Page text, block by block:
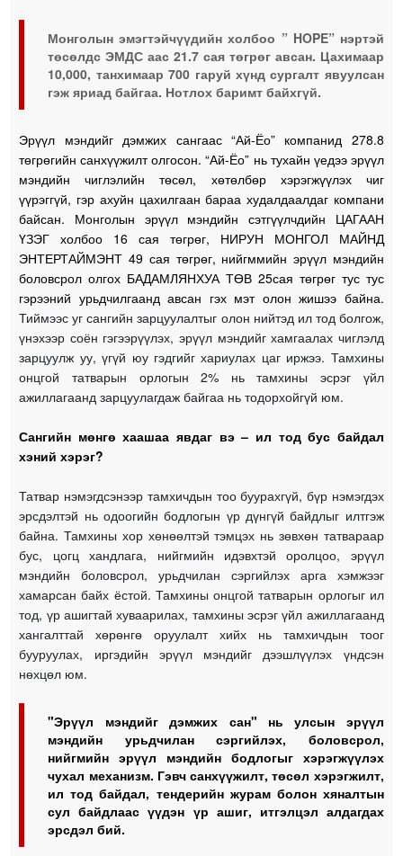
Монголын эмэгтэйчүүдийн холбоо ” HOPE” нэртэй
төсөлдс ЭМДС аас 21.7 сая төгрөг авсан. Цахимаар
10,000, танхимаар 700 гаруй хүнд сургалт явуулсан
гэж яриад байгаа. Нотлох баримт байхгүй.
Эрүүл мэндийг дэмжих сангаас “Ай-Ёо” компанид 278.8
төгрөгийн санхүүжилт олгосон. “Ай-Ёо” нь тухайн үедээ эрүүл
мэндийн чиглэлийн төсөл, хөтөлбөр хэрэгжүүлэх чиг
үүрэггүй, гэр ахуйн цахилгаан бараа худалдаалдаг компани
байсан. Монголын эрүүл мэндийн сэтгүүлчдийн ЦАГААН
ҮЗЭГ холбоо 16 сая төгрөг, НИРУН МОНГОЛ МАЙНД
ЭНТЕРТАЙМЭНТ 49 сая төгрөг, нийгммийн эрүүл мэндийн
боловсрол олгох БАДАМЛЯНХУА ТӨВ 25сая төгрөг тус тус
гэрээний урьдчилгаанд авсан гэх мэт олон жишээ байна.
Тиймээс уг сангийн зарцуулалтыг олон нийтэд ил тод болгож,
үнэхээр соён гэгээрүүлэх, эрүүл мэндийг хамгаалах чиглэлд
зарцуулж уу, үгүй юу гэдгийг хариулах цаг иржээ. Тамхины
онцгой татварын орлогын 2% нь тамхины эсрэг үйл
ажиллагаанд зарцуулагдаж байгаа нь тодорхойгүй юм.
Сангийн мөнгө хаашаа явдаг вэ – ил тод бус байдал
хэний хэрэг?
Татвар нэмэгдсэнээр тамхичдын тоо буурахгүй, бүр нэмэгдэх
эрсдэлтэй нь одоогийн бодлогын үр дүнгүй байдлыг илтгэж
байна. Тамхины хор хөнөөлтэй тэмцэх нь зөвхөн татвараар
бус, цогц хандлага, нийгмийн идэвхтэй оролцоо, эрүүл
мэндийн боловсрол, урьдчилан сэргийлэх арга хэмжээг
хамарсан байх ёстой. Тамхины онцгой татварын орлогыг ил
тод, үр ашигтай хуваарилах, тамхины эсрэг үйл ажиллагаанд
хангалттай хөрөнгө оруулалт хийх нь тамхичдын тоог
бууруулах, иргэдийн эрүүл мэндийг дээшлүүлэх үндсэн
нөхцөл юм.
"Эрүүл мэндийг дэмжих сан" нь улсын эрүүл
мэндийн урьдчилан сэргийлэх, боловсрол,
нийгмийн эрүүл мэндийн бодлогыг хэрэгжүүлэх
чухал механизм. Гэвч санхүүжилт, төсөл хэрэгжилт,
ил тод байдал, тендерийн журам болон хяналтын
сул байдлаас үүдэн үр ашиг, итгэлцэл алдагдах
эрсдэл бий.